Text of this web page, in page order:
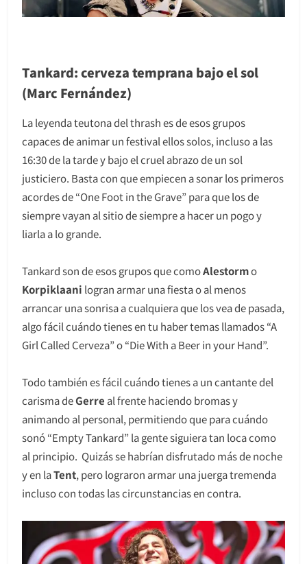
Tankard: cerveza temprana bajo el sol
(Marc Fernández)
La leyenda teutona del thrash es de esos grupos
capaces de animar un festival ellos solos, incluso a las
16:30 de la tarde y bajo el cruel abrazo de un sol
justiciero. Basta con que empiecen a sonar los primeros
acordes de “One Foot in the Grave” para que los de
siempre vayan al sitio de siempre a hacer un pogo y
liarla a lo grande.
Tankard son de esos grupos que comoAlestormo
Korpiklaani logran armar una fiesta o al menos
arrancar una sonrisa a cualquiera que los vea de pasada,
algo fácil cuándo tienes en tu haber temas llamados “A
Girl Called Cerveza” o “Die With a Beer in your Hand”.
Todo también es fácil cuándo tienes a un cantante del
carisma deGerre al frente haciendo bromas y
animando al personal, permitiendo que para cuándo
sonó “Empty Tankard” la gente siguiera tan loca como
al principio. Quizás se habrían disfrutado más de noche
y en laTent, pero lograron armar una juerga tremenda
incluso con todas las circunstancias en contra.